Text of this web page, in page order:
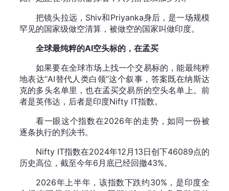
把镜头拉远，Shiv和Priyanka身后，是一场规模
罕见的国家级做空清算，被做空的国家叫做印度。
全球最纯粹的AI空头标的，在孟买
如果要在全球市场上找一个交易标的，能最纯粹
地表达“AI替代人类白领”这个叙事，答案既在纳斯达
克的多头名单里，也在孟买交易所的空头名单上。前
者是英伟达，后者是印度Nifty IT指数。
看一眼这个指数在2026年的走势，如同一份被
逐条执行的判决书。
Nifty IT指数在2024年12月13日创下46089点的
历史高位，截至今年6月底已经回撤43%。
2026年上半年，该指数下跌约30%，是印度全